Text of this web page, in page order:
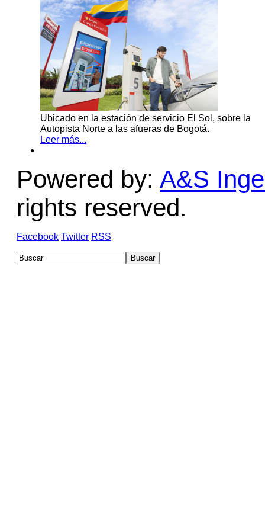
Ubicado en la estación de servicio El Sol, sobre la
Autopista Norte a las afueras de Bogotá.
Leer más...
Powered by: A&S
rights reserved.
Facebook Twitter RSS